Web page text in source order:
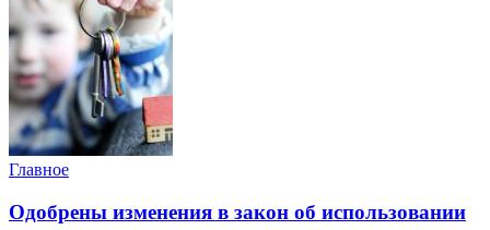
Главное
Одобрены изменения в закон об использовании